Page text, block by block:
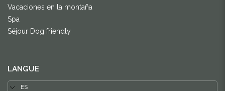
Vacaciones en la montaña
Spa
Séjour Dog friendly
LANGUE